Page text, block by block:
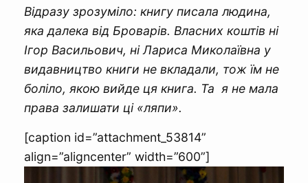
Відразу зрозуміло: книгу писала людина,
яка далека від Броварів. Власних коштів ні
Ігор Васильович, ні Лариса Миколаївна у
видавництво книги не вкладали, тож їм не
боліло, якою вийде ця книга. Та я не мала
права залишати ці «ляпи».
[caption id=”attachment_53814”
align=”aligncenter” width=”600”]